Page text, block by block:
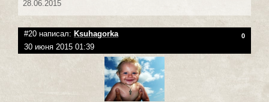
28.06.2015
#20 написал: Ksuhagorka 0
30 июня 2015 01:39